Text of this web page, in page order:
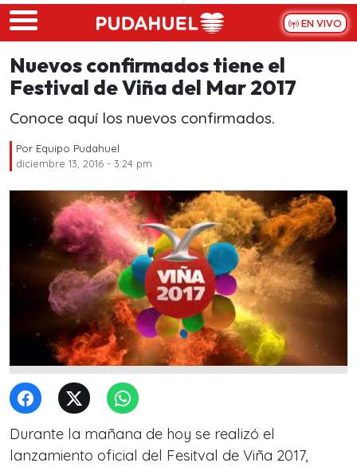
Skip to main content
EN VIVO
Nuevos confirmados tiene el
Festival de Viña del Mar 2017
Conoce aquí los nuevos confirmados.
Por Equipo Pudahuel
diciembre 13, 2016 - 3:24 pm
Durante la mañana de hoy se realizó el
lanzamiento oficial del Fesitval de Viña 2017,